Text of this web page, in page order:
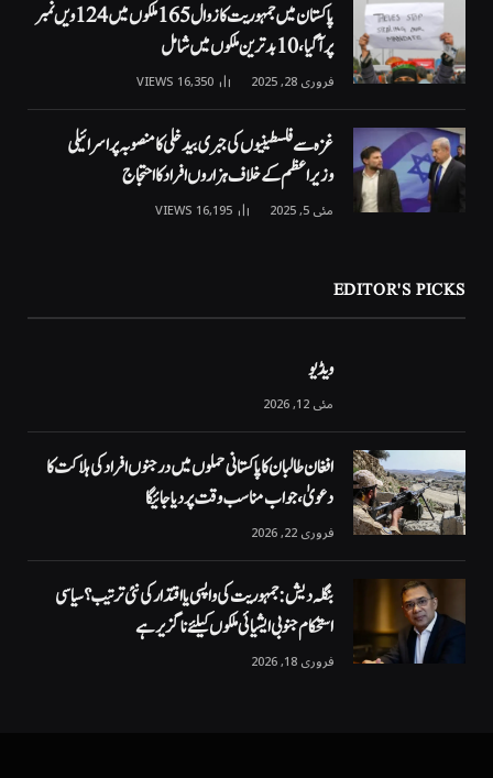
پاکستان میں جمہوریت کا زوال 165 ملکوں میں 124ویں نمبر
پر آگیا، 10 بدترین ملکوں میں شامل
فروری 28, 2025 16,350
VIEWS
غزہ سے فلسطینیوں کی جبری بیدخلی کا منصوبہ پر اسرائیلی
وزیراعظم کے خلاف ہزاروں افراد کا احتجاج
مئی 5, 2025 16,195
VIEWS
EDITOR'S PICKS
ویڈیو
مئی 12, 2026
افغان طالبان کا پاکستانی حملوں میں درجنوں افراد کی ہلاکت کا
دعویٰ، جواب مناسب وقت پر دیا جائیگا
فروری 22, 2026
بنگلہ دیش: جمہوریت کی واپسی یا اقتدار کی نئی ترتیب؟ سیاسی
استحکام جنوبی ایشیائی ملکوں کیلئے ناگزیر ہے
فروری 18, 2026